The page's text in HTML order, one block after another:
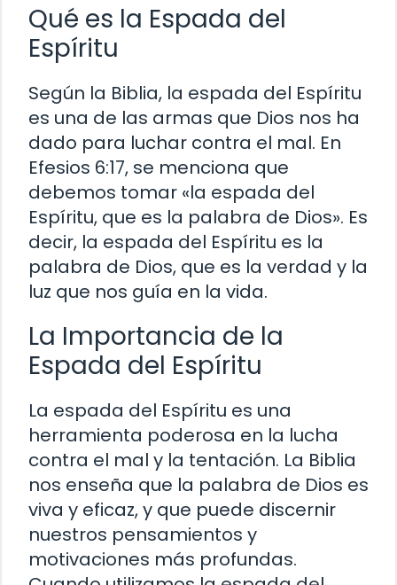
Qué es la Espada del
Espíritu
Según la Biblia, la espada del Espíritu
es una de las armas que Dios nos ha
dado para luchar contra el mal. En
Efesios 6:17, se menciona que
debemos tomar «la espada del
Espíritu, que es la palabra de Dios». Es
decir, la espada del Espíritu es la
palabra de Dios, que es la verdad y la
luz que nos guía en la vida.
La Importancia de la
Espada del Espíritu
La espada del Espíritu es una
herramienta poderosa en la lucha
contra el mal y la tentación. La Biblia
nos enseña que la palabra de Dios es
viva y eficaz, y que puede discernir
nuestros pensamientos y
motivaciones más profundas.